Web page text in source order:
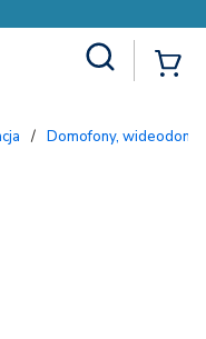
/ Domofony,